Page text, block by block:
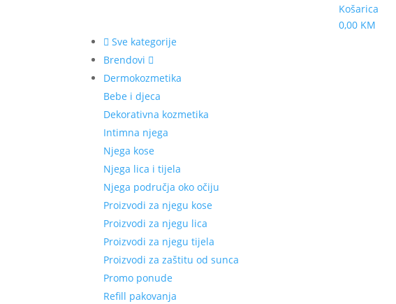
Košarica
0,00 KM
Sve kategorije
Brendovi
Dermokozmetika
Bebe i djeca
Dekorativna kozmetika
Intimna njega
Njega kose
Njega lica i tijela
Njega područja oko očiju
Proizvodi za njegu kose
Proizvodi za njegu lica
Proizvodi za njegu tijela
Proizvodi za zaštitu od sunca
Promo ponude
Refill pakovanja